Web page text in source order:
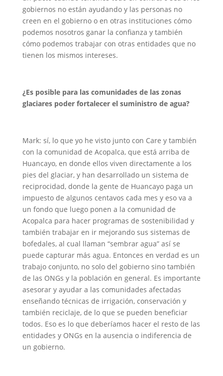
gobiernos no están ayudando y las personas no
creen en el gobierno o en otras instituciones cómo
podemos nosotros ganar la confianza y también
cómo podemos trabajar con otras entidades que no
tienen los mismos intereses.
¿Es posible para las comunidades de las zonas
glaciares poder fortalecer el suministro de agua?
Mark: sí, lo que yo he visto junto con Care y también
con la comunidad de Acopalca, que está arriba de
Huancayo,en donde ellos viven directamente a los
pies del glaciar, y han desarrollado un sistema de
reciprocidad, donde la gente de Huancayo paga un
impuesto de algunos centavos cada mes y eso va a
un fondo que luego ponen a la comunidad de
Acopalca para hacer programas de sostenibilidad y
también trabajar en ir mejorando sus sistemas de
bofedales, al cual llaman “sembrar agua”así se
puede capturar más agua. Entonces en verdad es un
trabajo conjunto, no solo del gobierno sino también
de las ONGs y la población en general. Es importante
asesorar y ayudar a las comunidades afectadas
enseñando técnicas de irrigación, conservación y
también reciclaje, de lo que se pueden beneficiar
todos. Eso es lo que deberíamos hacer el resto de las
entidades y ONGs en la ausencia o indiferencia de
un gobierno.